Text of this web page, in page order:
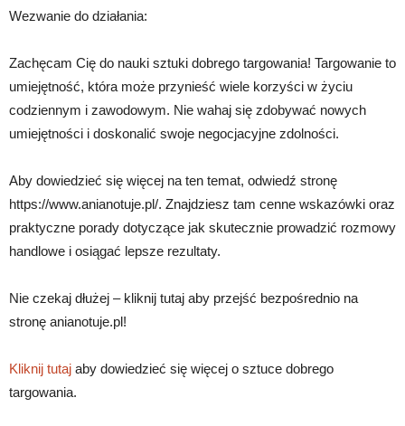
Wezwanie do działania:
Zachęcam Cię do nauki sztuki dobrego targowania! Targowanie to
umiejętność, która może przynieść wiele korzyści w życiu
codziennym i zawodowym. Nie wahaj się zdobywać nowych
umiejętności i doskonalić swoje negocjacyjne zdolności.
Aby dowiedzieć się więcej na ten temat, odwiedź stronę
https://www.anianotuje.pl/. Znajdziesz tam cenne wskazówki oraz
praktyczne porady dotyczące jak skutecznie prowadzić rozmowy
handlowe i osiągać lepsze rezultaty.
Nie czekaj dłużej – kliknij tutaj aby przejść bezpośrednio na
stronę anianotuje.pl!
Kliknij tutaj aby dowiedzieć się więcej o sztuce dobrego
targowania.